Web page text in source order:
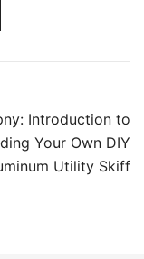
Introduction to
Your Own DIY
Utility Skiff